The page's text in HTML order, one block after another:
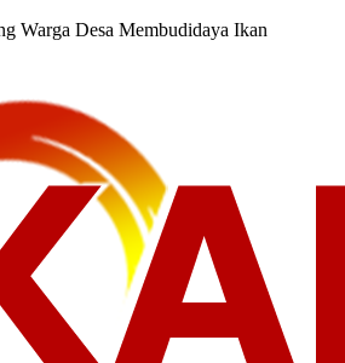
Warga Desa Membudidaya Ikan